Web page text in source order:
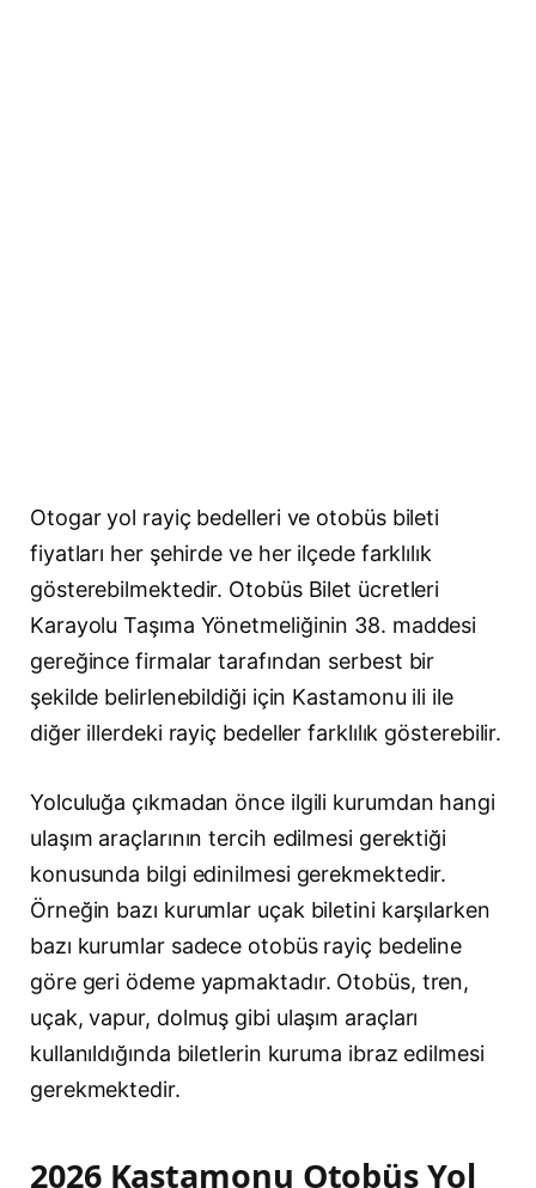
Otogar yol rayiç bedelleri ve otobüs bileti
fiyatları her şehirde ve her ilçede farklılık
gösterebilmektedir. Otobüs Bilet ücretleri
Karayolu Taşıma Yönetmeliğinin 38. maddesi
gereğince firmalar tarafından serbest bir
şekilde belirlenebildiği için Kastamonu ili ile
diğer illerdeki rayiç bedeller farklılık gösterebilir.
Yolculuğa çıkmadan önce ilgili kurumdan hangi
ulaşım araçlarının tercih edilmesi gerektiği
konusunda bilgi edinilmesi gerekmektedir.
Örneğin bazı kurumlar uçak biletini karşılarken
bazı kurumlar sadece otobüs rayiç bedeline
göre geri ödeme yapmaktadır. Otobüs, tren,
uçak, vapur, dolmuş gibi ulaşım araçları
kullanıldığında biletlerin kuruma ibraz edilmesi
gerekmektedir.
2026 Kastamonu Otobüs Yol